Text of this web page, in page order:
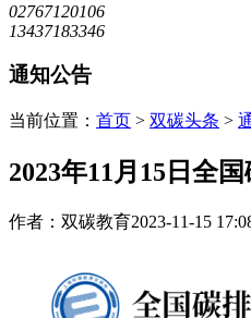
02767120106
13437183346
通知公告
当前位置： 首页 > 双碳头条 >
2023年11月15日全
作者：双碳教育2023-11-15